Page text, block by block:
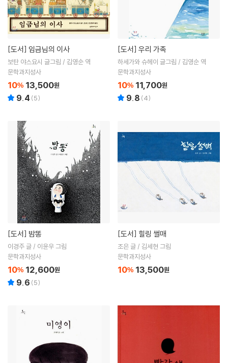
[도서] 임금님의 이사
보탄 야스요시 글그림 / 김영순 역
문학과지성사
10% 13,500원
9.4 (5)
[도서] 우리 가족
하세가와 슈헤이 글그림 / 김영순 역
문학과지성사
10% 11,700원
9.8 (4)
[도서] 밤똥
이경주 글 / 이윤우 그림
문학과지성사
10% 12,600원
9.6 (5)
[도서] 힐링 썰매
조은 글 / 김세현 그림
문학과지성사
10% 13,500원